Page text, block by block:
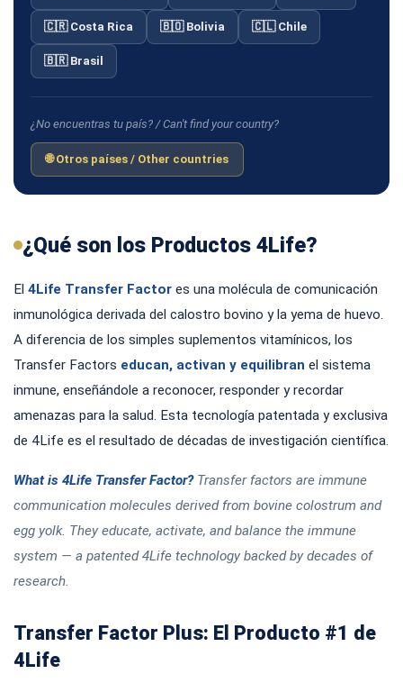
🇨🇷 Costa Rica 🇧🇴 Bolivia 🇨🇱 Chile
🇧🇷 Brasil
¿No encuentras tu país? / Can't find your country?
🌐 Otros países / Other countries
¿Qué son los Productos 4Life?
El 4Life Transfer Factor es una molécula de comunicación
inmunológica derivada del calostro bovino y la yema de huevo.
A diferencia de los simples suplementos vitamínicos, los
Transfer Factors educan, activan y equilibran el sistema
inmune, enseñándole a reconocer, responder y recordar
amenazas para la salud. Esta tecnología patentada y exclusiva
de 4Life es el resultado de décadas de investigación científica.
What is 4Life Transfer Factor?Transfer factors are immune
communication molecules derived from bovine colostrum and
egg yolk. They educate, activate, and balance the immune
system — a patented 4Life technology backed by decades of
research.
Transfer Factor Plus: El Producto #1 de
4Life